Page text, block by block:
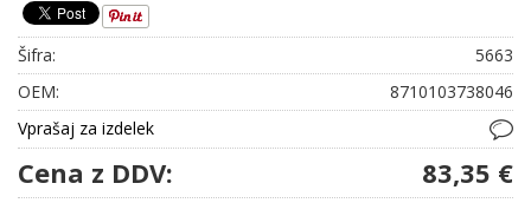
Šifra:
5663
OEM:
8710103738046
Vprašaj za izdelek
Cena z DDV: 83,35 €